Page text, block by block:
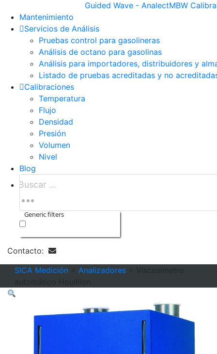
Guided Wave - AnalectMBW
Mantenimiento
Servicios de Análisis
Pruebas control para gasolineras
Análisis de octano para gasolinas
Análisis para importadores, distribuidores y
Listado de pruebas acreditadas y no
Calibraciones
Temperatura
Flujo
Densidad
Presión
Volumen
Nivel
Blog
Generic filters
Contacto:
SICA Medición
Analizadores